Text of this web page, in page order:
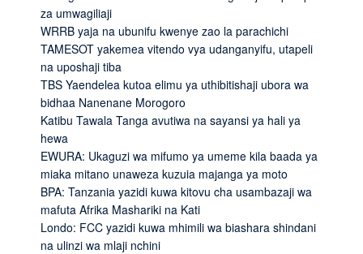
za umwagiliaji
WRRB yaja na ubunifu kwenye zao la parachichi
TAMESOT yakemea vitendo vya udanganyifu, utapeli
na uposhaji tiba
TBS Yaendelea kutoa elimu ya uthibitishaji ubora wa
bidhaa Nanenane Morogoro
Katibu Tawala Tanga avutiwa na sayansi ya hali ya
hewa
EWURA: Ukaguzi wa mifumo ya umeme kila baada ya
miaka mitano unaweza kuzuia majanga ya moto
BPA: Tanzania yazidi kuwa kitovu cha usambazaji wa
mafuta Afrika Mashariki na Kati
Londo: FCC yazidi kuwa mhimili wa biashara shindani
na ulinzi wa mlaji nchini